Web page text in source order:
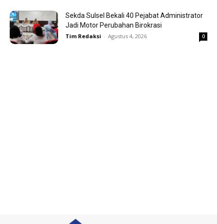
Sekda Sulsel Bekali 40 Pejabat Administrator
Jadi Motor Perubahan Birokrasi
Tim Redaksi - Agustus 4, 2026 0